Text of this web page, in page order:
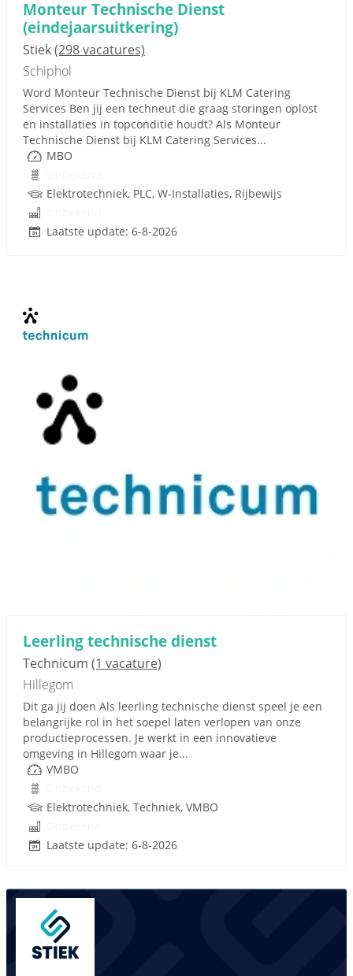
Monteur Technische Dienst
(eindejaarsuitkering)
Stiek(298 vacatures)
Schiphol
Word Monteur Technische Dienst bij KLM Catering
Services Ben jij een techneut die graag storingen oplost
en installaties in topconditie houdt? Als Monteur
Technische Dienst bij KLM Catering Services...
MBO
Elektrotechniek, PLC, W-Installaties, Rijbewijs
Laatste update: 6-8-2026
Leerling technische dienst
Technicum (1 vacature)
Hillegom
Dit ga jij doen Als leerling technische dienst speel je een
belangrijke rol in het soepel laten verlopen van onze
productieprocessen. Je werkt in een innovatieve
omgeving in Hillegom waar je...
VMBO
Elektrotechniek, Techniek, VMBO
Laatste update: 6-8-2026